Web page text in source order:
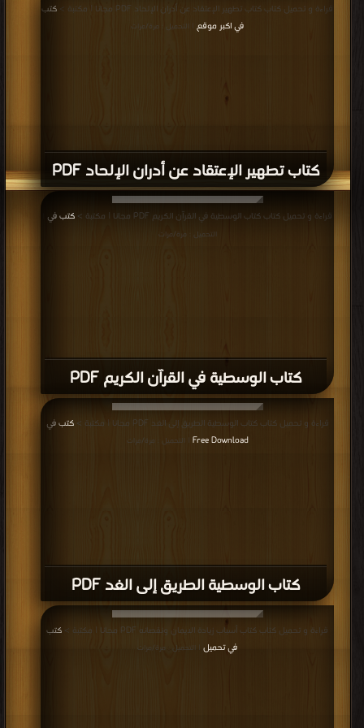
كتاب تطهير الإعتقاد عن أدران الإلحاد PDF
قراءة و تحميل كتاب كتاب تطهير الإعتقاد عن أدران الإلحاد PDF مجانا | مكتبة >
كتب
في اكبر موقع
| التحميل : مرة/مرات
كتاب الوسطية في القرآن الكريم PDF
قراءة و تحميل كتاب كتاب الوسطية في القرآن الكريم PDF مجانا | مكتبة > كتب في
التحميل : مرة/مرات
كتاب الوسطية الطريق إلى الغد PDF
قراءة و تحميل كتاب كتاب الوسطية الطريق إلى الغد PDF مجانا | مكتبة >
كتب في
Free Download | التحميل : مرة/مرات
قراءة و تحميل كتاب كتاب أسباب زيادة الايمان ونقصانه PDF مجانا | مكتبة >
كتب
في تحميل
| التحميل : مرة/مرات